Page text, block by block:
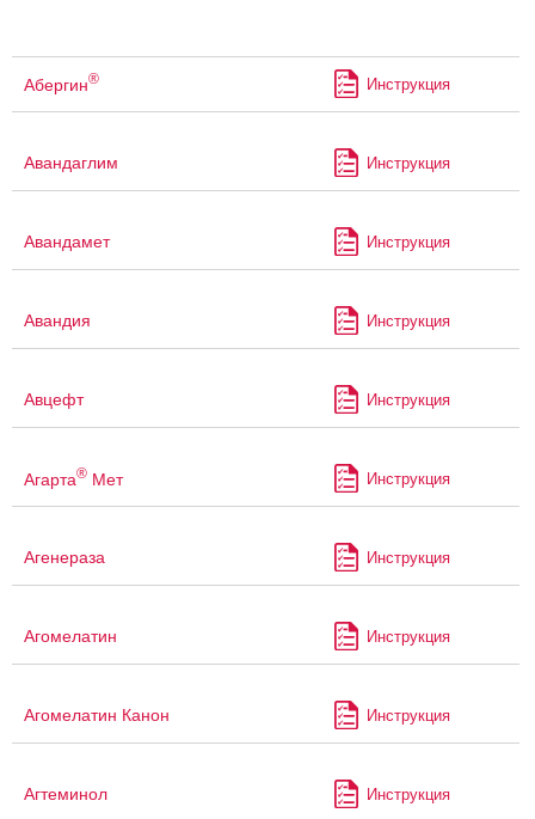
Абергин® Инструкция
Авандаглим Инструкция
Авандамет Инструкция
Авандия Инструкция
Авцефт Инструкция
Агарта® Мет Инструкция
Агенераза Инструкция
Агомелатин Инструкция
Агомелатин Канон Инструкция
Агтеминол Инструкция